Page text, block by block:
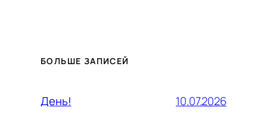
БОЛЬШЕ ЗАПИСЕЙ
День! 10.07.2026